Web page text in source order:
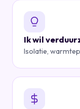
Ik wil
Isolatie,